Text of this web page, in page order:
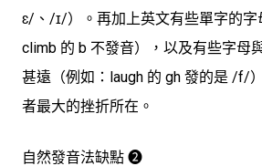
ɛ/、/ɪ/）。再加上英文有些單字的字
climb 的 b 不發音）， 以及有些字母
甚遠（例如：laugh 的 gh 發的是 /f/
者最大的挫折所在 。
自然發音法缺點 ➋